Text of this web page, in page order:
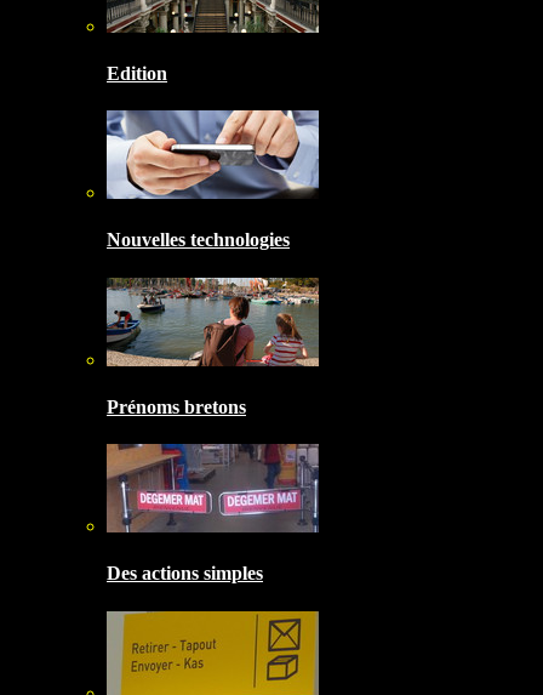
Edition
Nouvelles technologies
Prénoms bretons
Des actions simples